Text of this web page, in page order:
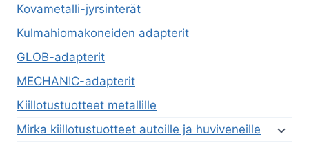
Kovametalli-jyrsinterät
Kulmahiomakoneiden adapterit
GLOB-adapterit
MECHANIC-adapterit
Kiillotustuotteet metallille
Mirka kiillotustuotteet autoille ja huviveneille